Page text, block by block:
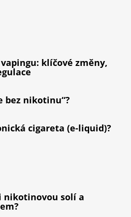
klíčové změny,
bez nikotinu“?
cigareta (e-liquid)?
nikotinovou solí a